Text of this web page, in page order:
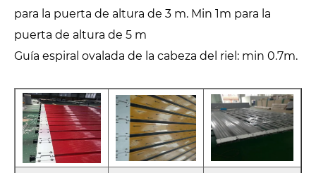
para la puerta de altura de 3 m. Min 1m para la
puerta de altura de 5 m
Guía espiral ovalada de la cabeza del riel: min 0.7m.